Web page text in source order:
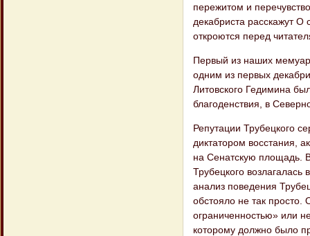
пережитом и
декабриста расскажут
откроются перед
Первый из наших
одним из первых
Литовского Гедимина
благоденствия, в
Репутации Трубецкого
диктатором восстания,
на Сенатскую площадь.
Трубецкого
анализ поведения
обстояло не так просто.
ограниченностью» или
которому должно было